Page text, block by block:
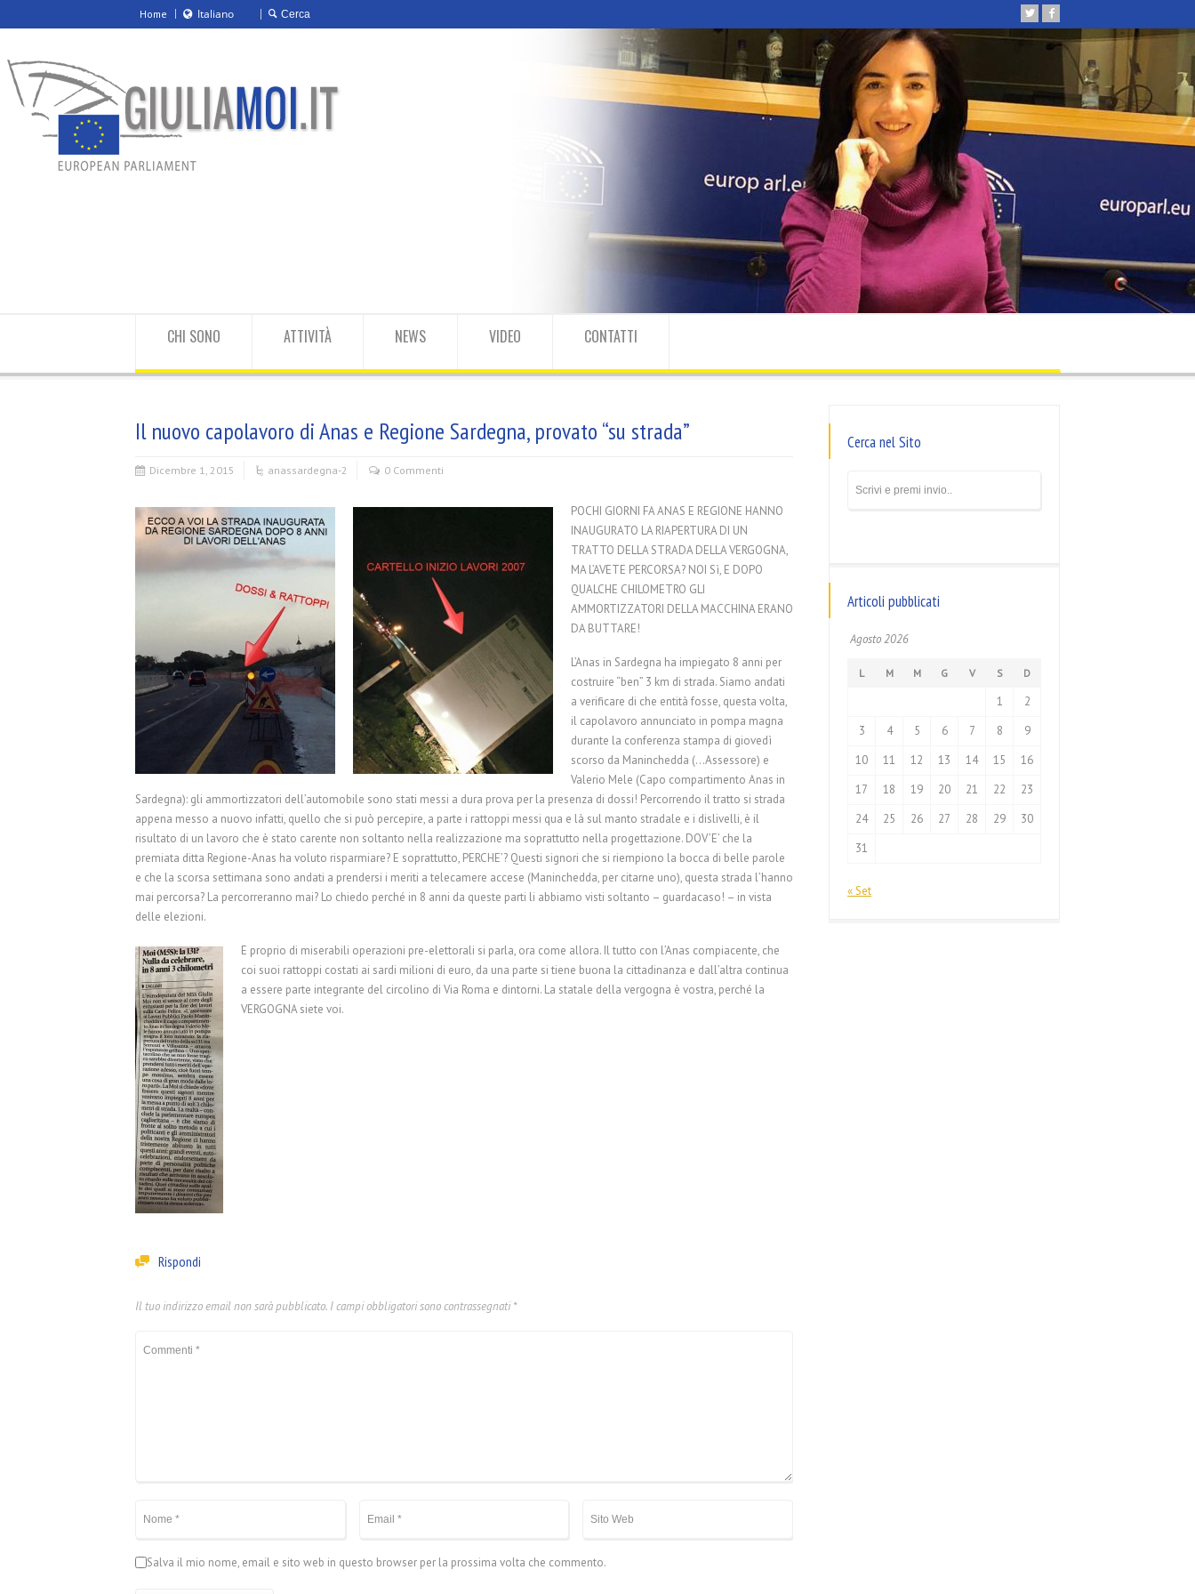
Home Italiano
CHI SONO ATTIVITÀ NEWS VIDEO CONTATTI
Il nuovo capolavoro di Anas e Regione Sardegna, provato “su strada”
Dicembre 1, 2015 anassardegna-2 0 Commenti
POCHI GIORNI FA ANAS E REGIONE HANNO
INAUGURATO LA RIAPERTURA DI UN
TRATTO DELLA STRADA DELLA VERGOGNA,
MA L’AVETE PERCORSA? NOI Sì, E DOPO
QUALCHE CHILOMETRO GLI
AMMORTIZZATORI DELLA MACCHINA ERANO
DA BUTTARE!
L’Anas in Sardegna ha impiegato 8 anni per
costruire “ben” 3 km di strada. Siamo andati
a verificare di che entità fosse, questa volta,
il capolavoro annunciato in pompa magna
durante la conferenza stampa di giovedì
scorso da Maninchedda (…Assessore) e
Valerio Mele (Capo compartimento Anas in
Sardegna): gli ammortizzatori dell’automobile sono stati messi a dura prova per la presenza di dossi! Percorrendo il tratto si strada
appena messo a nuovo infatti, quello che si può percepire, a parte i rattoppi messi qua e là sul manto stradale e i dislivelli, è il
risultato di un lavoro che è stato carente non soltanto nella realizzazione ma soprattutto nella progettazione. DOV’E’ che la
premiata ditta Regione-Anas ha voluto risparmiare? E soprattutto, PERCHE’? Questi signori che si riempiono la bocca di belle parole
e che la scorsa settimana sono andati a prendersi i meriti a telecamere accese (Maninchedda, per citarne uno), questa strada l’hanno
mai percorsa? La percorreranno mai? Lo chiedo perché in 8 anni da queste parti li abbiamo visti soltanto – guardacaso! – in vista
delle elezioni.
E proprio di miserabili operazioni pre-elettorali si parla, ora come allora. Il tutto con l’Anas compiacente, che
coi suoi rattoppi costati ai sardi milioni di euro, da una parte si tiene buona la cittadinanza e dall’altra continua
a essere parte integrante del circolino di Via Roma e dintorni. La statale della vergogna è vostra, perché la
VERGOGNA siete voi.
Rispondi
Il tuo indirizzo email non sarà pubblicato. I campi obbligatori sono contrassegnati*
Salva il mio nome, email e sito web in questo browser per la prossima volta che commento.
Cerca nel Sito
Articoli pubblicati
Agosto 2026
L M M G V S D
1
2
3
4 5 6 7 8
9
10
11 12 13 14 15
16
17
18 19 20 21 22
23
24
25 26 27 28 29
30
31
« Set